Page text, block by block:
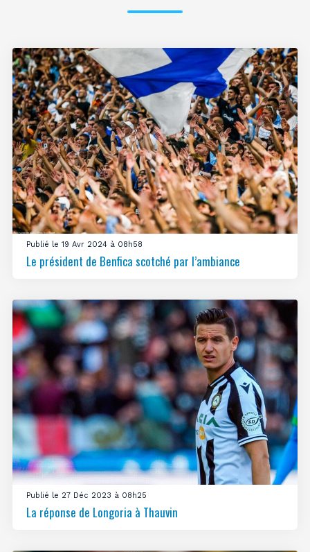
Publié le 19 Avr 2024 à 08h58
Le président de Benfica scotché par l’ambiance
Publié le 27 Déc 2023 à 08h25
La réponse de Longoria à Thauvin